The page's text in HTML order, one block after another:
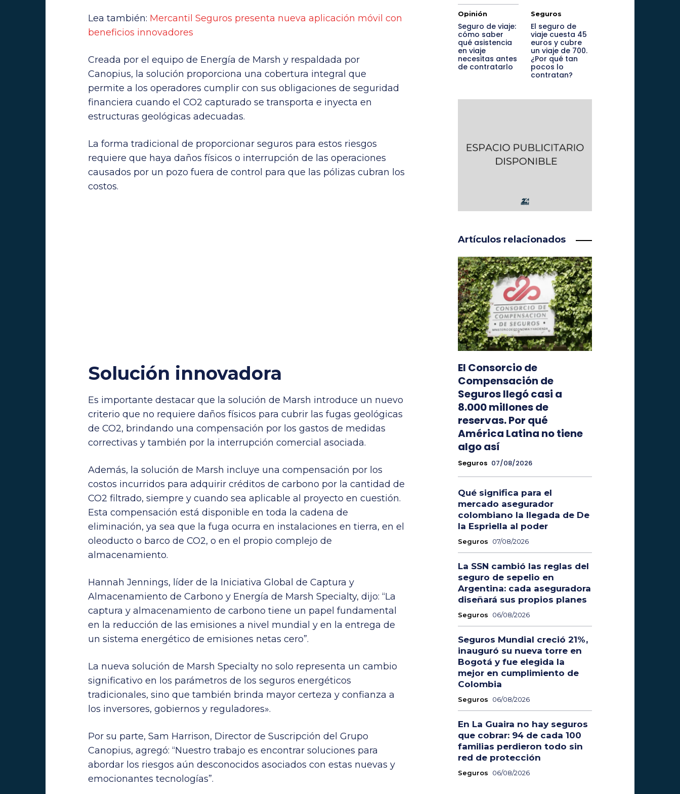
Lea también: Mercantil Seguros presenta nueva aplicación móvil con
beneficios innovadores
Creada por el equipo de Energía de Marsh y respaldada por
Canopius, la solución proporciona una cobertura integral que
permite a los operadores cumplir con sus obligaciones de seguridad
financiera cuando el CO2 capturado se transporta e inyecta en
estructuras geológicas adecuadas.
La forma tradicional de proporcionar seguros para estos riesgos
requiere que haya daños físicos o interrupción de las operaciones
causados por un pozo fuera de control para que las pólizas cubran los
costos.
Solución innovadora
Es importante destacar que la solución de Marsh introduce un nuevo
criterio que no requiere daños físicos para cubrir las fugas geológicas
de CO2, brindando una compensación por los gastos de medidas
correctivas y también por la interrupción comercial asociada.
Además, la solución de Marsh incluye una compensación por los
costos incurridos para adquirir créditos de carbono por la cantidad de
CO2 filtrado, siempre y cuando sea aplicable al proyecto en cuestión.
Esta compensación está disponible en toda la cadena de
eliminación, ya sea que la fuga ocurra en instalaciones en tierra, en el
oleoducto o barco de CO2, o en el propio complejo de
almacenamiento.
Hannah Jennings, líder de la Iniciativa Global de Captura y
Almacenamiento de Carbono y Energía de Marsh Specialty, dijo: “La
captura y almacenamiento de carbono tiene un papel fundamental
en la reducción de las emisiones a nivel mundial y en la entrega de
un sistema energético de emisiones netas cero”.
La nueva solución de Marsh Specialty no solo representa un cambio
significativo en los parámetros de los seguros energéticos
tradicionales, sino que también brinda mayor certeza y confianza a
los inversores, gobiernos y reguladores».
Por su parte, Sam Harrison, Director de Suscripción del Grupo
Canopius, agregó: “Nuestro trabajo es encontrar soluciones para
abordar los riesgos aún desconocidos asociados con estas nuevas y
emocionantes tecnologías”.
Opinión
Seguro de viaje:
cómo saber
qué asistencia
en viaje
necesitas antes
de contratarlo
Seguros
El seguro de
viaje cuesta 45
euros y cubre
un viaje de 700.
¿Por qué tan
pocos lo
contratan?
Artículos relacionados
El Consorcio de
Compensación de
Seguros llegó casi a
8.000 millones de
reservas. Por qué
América Latina no tiene
algo así
Seguros 07/08/2026
Qué significa para el
mercado asegurador
colombiano la llegada de De
la Espriella al poder
Seguros 07/08/2026
La SSN cambió las reglas del
seguro de sepelio en
Argentina: cada aseguradora
diseñará sus propios planes
Seguros 06/08/2026
Seguros Mundial creció 21%,
inauguró su nueva torre en
Bogotá y fue elegida la
mejor en cumplimiento de
Colombia
Seguros 06/08/2026
En La Guaira no hay seguros
que cobrar: 94 de cada 100
familias perdieron todo sin
red de protección
Seguros 06/08/2026